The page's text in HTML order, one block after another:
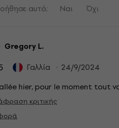
αυτό; Ναι Όχι
Gregory L.
Γαλλία
24/9/2024
hier, pour le moment tout
κριτικής